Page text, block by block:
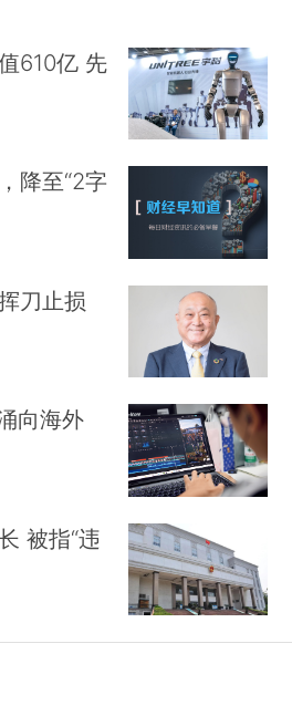
。而欧洲每周新增确诊病例
后新增确诊增速逐渐下降并
洲多国进一步解封，逐步开
复课，但态度较为谨慎。
公布境外输入确诊病例以
外输入确诊病例1876例（或有
例的79.0%，其中1443例来
。21日，上海新增境外输入
输入2例，从美国输入1例。
内蒙古均无新增境外输入病
入病例总量的70.4%，防控
610亿 先
降至“2字
刀止损
向海外
被指“违